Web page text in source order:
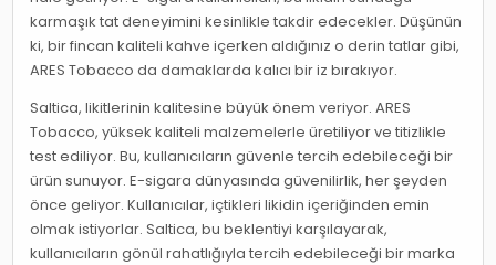
karmaşık tat deneyimini kesinlikle takdir edecekler. Düşünün
ki, bir fincan kaliteli kahve içerken aldığınız o derin tatlar gibi,
ARES Tobacco da damaklarda kalıcı bir iz bırakıyor.
Saltica, likitlerinin kalitesine büyük önem veriyor. ARES
Tobacco, yüksek kaliteli malzemelerle üretiliyor ve titizlikle
test ediliyor. Bu, kullanıcıların güvenle tercih edebileceği bir
ürün sunuyor. E-sigara dünyasında güvenilirlik, her şeyden
önce geliyor. Kullanıcılar, içtikleri likidin içeriğinden emin
olmak istiyorlar. Saltica, bu beklentiyi karşılayarak,
kullanıcıların gönül rahatlığıyla tercih edebileceği bir marka